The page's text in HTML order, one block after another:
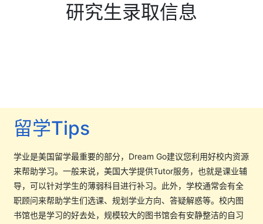
研究生录取信息
留学Tips
学业是美国留学最重要的部分，Dream Go建议您利用好校内资源
来帮助学习。一般来说，美国大学提供Tutor服务，也就是课业辅
导，可以针对学生的薄弱科目进行补习。此外，学校通常会有全
职顾问来帮助学生们选课、规划学业方向、答疑解惑等。校内图
书馆也是学习的好去处，规模较大的图书馆会有安静整洁的自习